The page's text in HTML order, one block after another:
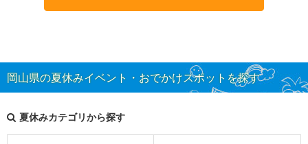
岡山県の夏休みイベント・おでかけスポットを探す
夏休みカテゴリから探す